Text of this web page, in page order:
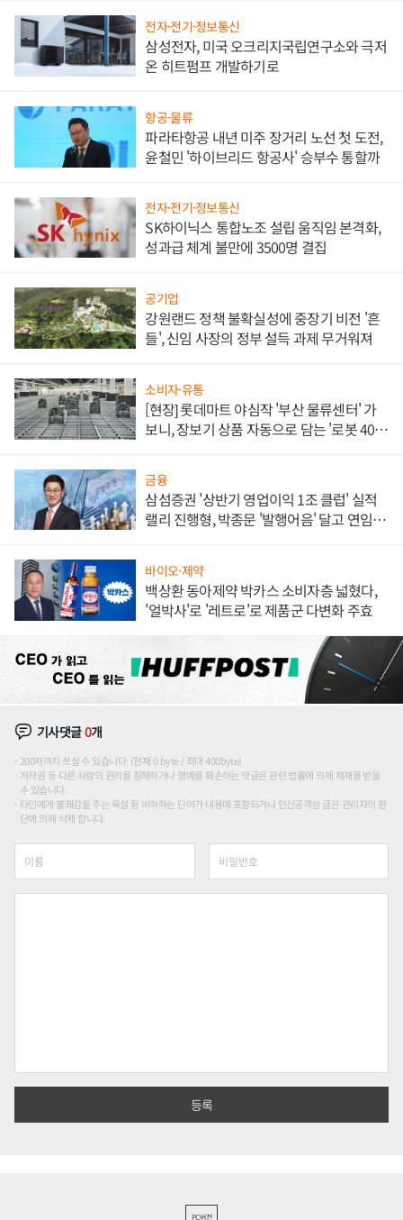
전자·전기·정보통신
삼성전자, 미국 오크리지국립연구소와 극저
온 히트펌프 개발하기로
항공·물류
파라타항공 내년 미주 장거리 노선 첫 도전,
윤철민 '하이브리드 항공사' 승부수 통할까
전자·전기·정보통신
SK하이닉스 통합노조 설립 움직임 본격화,
성과급 체계 불만에 3500명 결집
공기업
강원랜드 정책 불확실성에 중장기 비전 '흔
들', 신임 사장의 정부 설득 과제 무거워져
소비자·유통
[현장] 롯데마트 야심작 '부산 물류센터' 가
보니, 장보기 상품 자동으로 담는 '로봇 400
금융
삼섬증권 '상반기 영업이익 1조 클럽' 실적
랠리 진행형, 박종문 '발행어음' 달고 연임 향
바이오·제약
백상환 동아제약 박카스 소비자층 넓혔다,
'얼박사'로 '레트로'로 제품군 다변화 주효
기사댓글0개
200자까지 쓰실 수 있습니다. (현재 0 byte / 최대 400byte)
저작권 등 다른 사람의 권리를 침해하거나 명예를 훼손하는 댓글은 관련 법률에 의해 제재를 받을
수 있습니다.
타인에게 불쾌감을 주는 욕설 등 비하하는 단어가 내용에 포함되거나 인신공격성 글은 관리자의 판
단에 의해 삭제 합니다.
PC버전